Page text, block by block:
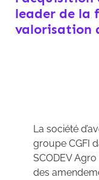
leader de la
valorisation
La société
groupe CGFI
SCODEV Agro
des